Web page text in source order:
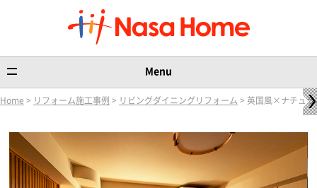
Menu
Home > リフォーム施工事例 > リビングダイニングリフォーム > 英国風×ナチュラ